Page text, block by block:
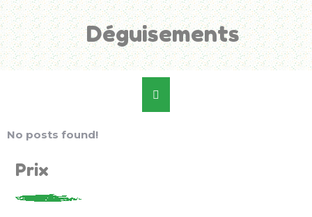
Déguisements
No posts found!
Prix